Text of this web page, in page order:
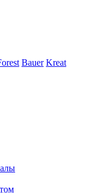
Bauer Kreat